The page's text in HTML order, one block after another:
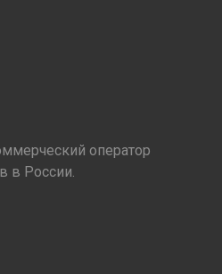
оператор
в России.